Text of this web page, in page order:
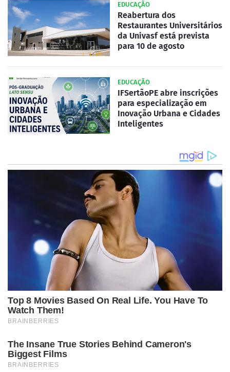
EDUCAÇÃO
Reabertura dos
Restaurantes Universitários
da Univasf está prevista
para 10 de agosto
EDUCAÇÃO
IFSertãoPE abre inscrições
para especialização em
Inovação Urbana e Cidades
Inteligentes